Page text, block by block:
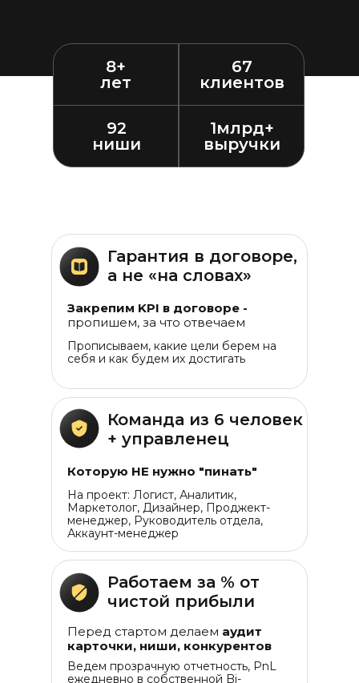
8+
лет
1млрд+
выручки
92
ниши
67
клиентов
Прописываем, какие цели берем на
себя и как будем их достигать
Закрепим KPI в договоре -
пропишем, за что отвечаем
Гарантия в договоре,
а не «на словах»
На проект: Логист, Аналитик,
Маркетолог, Дизайнер, Проджект-
менеджер, Руководитель отдела,
Аккаунт-менеджер
Которую НЕ нужно "пинать"
Команда из 6 человек
+ управленец
Ведем прозрачную отчетность, PnL
ежедневно в собственной Bi-
Перед стартом делаем аудит
карточки, ниши, конкурентов
Работаем за % от
чистой прибыли